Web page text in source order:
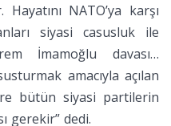
NATO’ya karşı
siyasi casusluk ile
İmamoğlu davası…
amacıyla açılan
bütün siyasi partilerin
gerekir” dedi.